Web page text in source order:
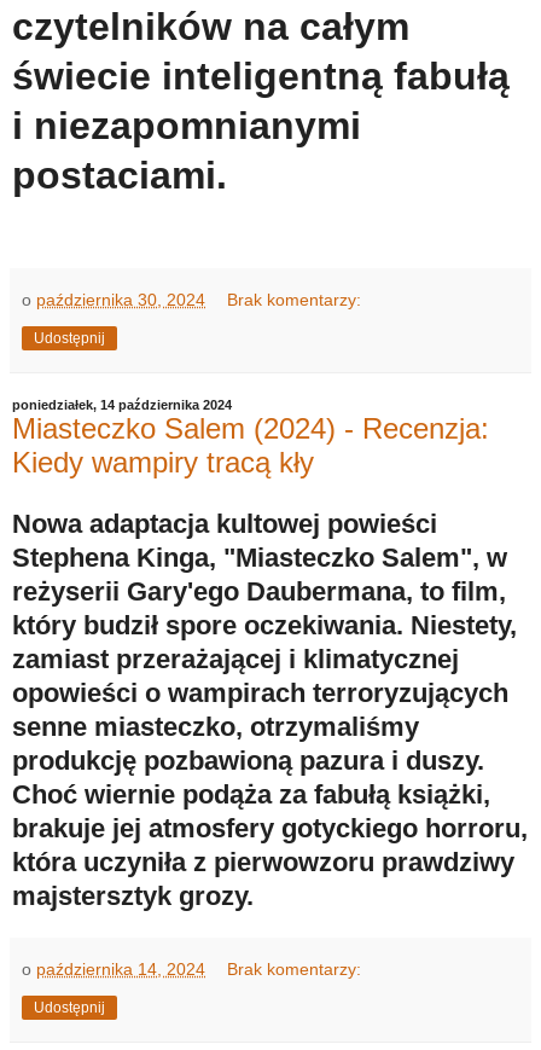
czytelników na całym
świecie inteligentną fabułą
i niezapomnianymi
postaciami.
o października 30, 2024 Brak komentarzy:
Udostępnij
poniedziałek, 14 października 2024
Miasteczko Salem (2024) - Recenzja:
Kiedy wampiry tracą kły
Nowa adaptacja kultowej powieści
Stephena Kinga, "Miasteczko Salem", w
reżyserii Gary'ego Daubermana, to film,
który budził spore oczekiwania. Niestety,
zamiast przerażającej i klimatycznej
opowieści o wampirach terroryzujących
senne miasteczko, otrzymaliśmy
produkcję pozbawioną pazura i duszy.
Choć wiernie podąża za fabułą książki,
brakuje jej atmosfery gotyckiego horroru,
która uczyniła z pierwowzoru prawdziwy
majstersztyk grozy.
o października 14, 2024 Brak komentarzy:
Udostępnij